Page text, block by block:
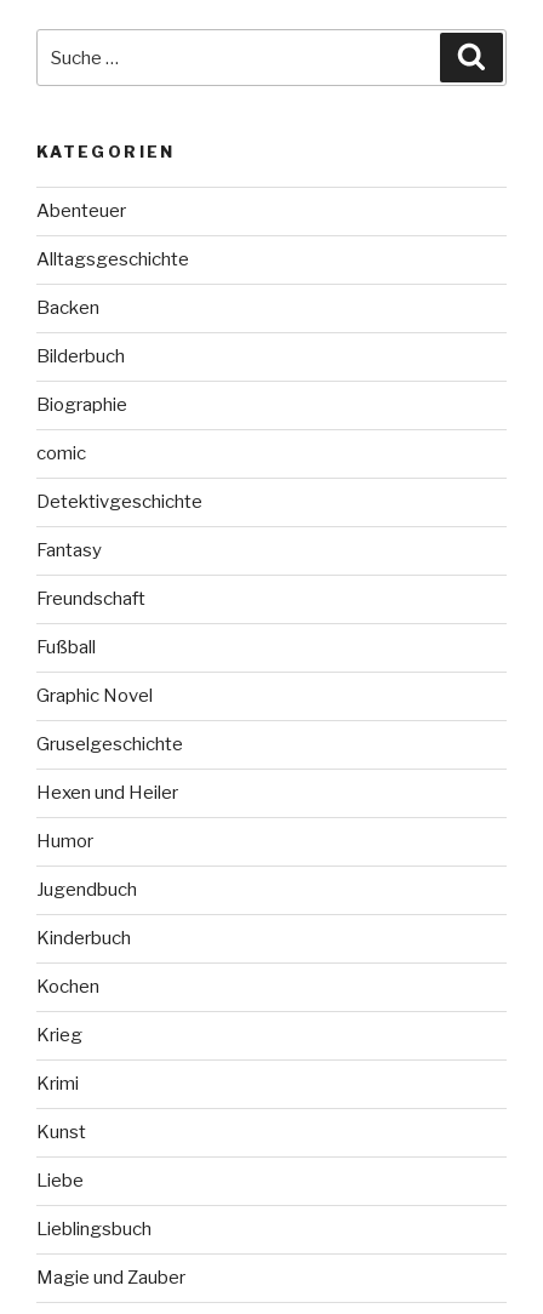
nach:
KATEGORIEN
Abenteuer
Alltagsgeschichte
Backen
Bilderbuch
Biographie
comic
Detektivgeschichte
Fantasy
Freundschaft
Fußball
Graphic Novel
Gruselgeschichte
Hexen und Heiler
Humor
Jugendbuch
Kinderbuch
Kochen
Krieg
Krimi
Kunst
Liebe
Lieblingsbuch
Magie und Zauber